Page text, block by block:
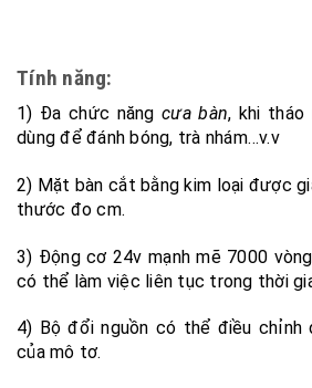
Tính năng:
1) Đa chức năng cưa bàn, khi
dùng để đánh bóng, trà nhám…v.v
2) Mặt bàn cắt bằng kim loại được
thước đo cm.
3) Động cơ 24v mạnh mẽ 7000
có thể làm việc liên tục trong thời
4) Bộ đổi nguồn có thể điều
của mô tơ.